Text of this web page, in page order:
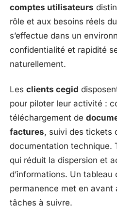
comptes utilisateurs
rôle et aux besoins réels
s’effectue dans un
confidentialité et rapidité
naturellement.
Les clients cegid
pour piloter leur activité :
téléchargement de
factures, suivi des tickets
documentation technique.
qui réduit la dispersion et
d’informations. Un
permanence met en
tâches à suivre.